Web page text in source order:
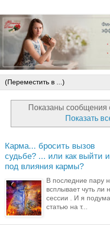
Показаны сообщения
Показать
Карма... бросить вызов
судьбе? ... или как выйти
под влияния кармы?
В последние пару
всплывает чуть ли
сессии . И я
статью на т...